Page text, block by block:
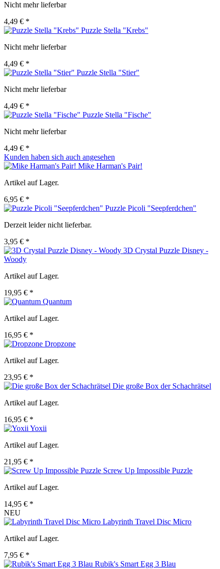
Nicht mehr lieferbar
4,49 € *
Puzzle Stella "Krebs"
Nicht mehr lieferbar
4,49 € *
Puzzle Stella "Stier"
Nicht mehr lieferbar
4,49 € *
Puzzle Stella "Fische"
Nicht mehr lieferbar
4,49 € *
Kunden haben sich auch angesehen
Mike Harman's Pair!
Artikel auf Lager.
6,95 € *
Puzzle Picoli "Seepferdchen"
Derzeit leider nicht lieferbar.
3,95 € *
3D Crystal Puzzle Disney -
Woody
Artikel auf Lager.
19,95 € *
Quantum
Artikel auf Lager.
16,95 € *
Dropzone
Artikel auf Lager.
23,95 € *
Die große Box der Schachrätsel
Artikel auf Lager.
16,95 € *
Yoxii
Artikel auf Lager.
21,95 € *
Screw Up Impossible Puzzle
Artikel auf Lager.
14,95 € *
NEU
Labyrinth Travel Disc Micro
Artikel auf Lager.
7,95 € *
Rubik's Smart Egg 3 Blau